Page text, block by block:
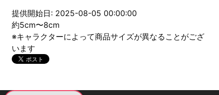
提供開始日: 2025-08-05 00:00:00
約5cm〜8cm
※キャラクターによって商品サイズが異なることがござ
います